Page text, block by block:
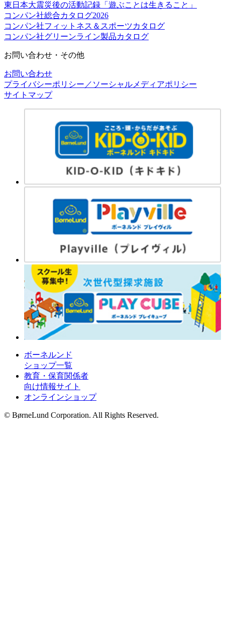
東日本大震災後の活動記録「遊ぶことは生きること」
コンパン社総合カタログ2026
コンパン社フィットネス＆スポーツカタログ
コンパン社グリーンライン製品カタログ
お問い合わせ・その他
お問い合わせ
プライバシーポリシー／ソーシャルメディアポリシー
サイトマップ
ボーネルンド
ショップ一覧
教育・保育関係者
向け情報サイト
オンラインショップ
© BørneLund Corporation. All Rights Reserved.